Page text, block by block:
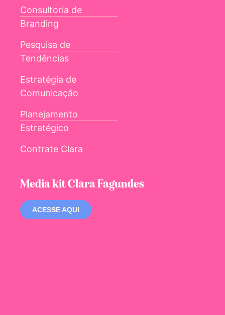
Consultoria de
Branding
Pesquisa de
Tendências
Estratégia de
Comunicação
Planejamento
Estratégico
Contrate Clara
Media kit Clara Fagundes
ACESSE AQUI